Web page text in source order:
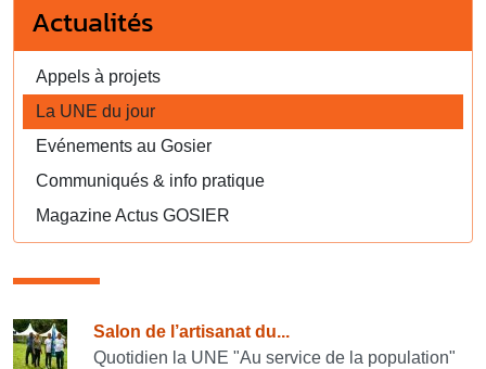
Actualités
Appels à projets
La UNE du jour
Evénements au Gosier
Communiqués & info pratique
Magazine Actus GOSIER
Consulter également
Salon de l’artisanat du...
Quotidien la UNE "Au service de la population"